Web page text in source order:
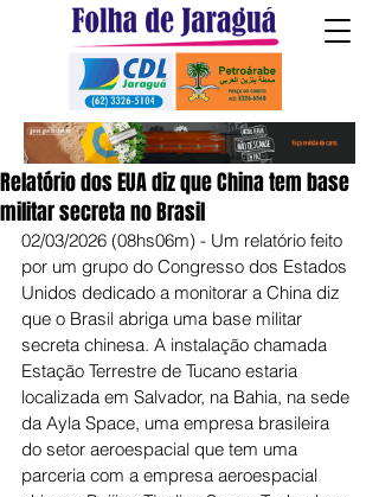
Relatório dos EUA diz que China tem base
militar secreta no Brasil
02/03/2026 (08hs06m) - Um relatório feito
por um grupo do Congresso dos Estados
Unidos dedicado a monitorar a China diz
que o Brasil abriga uma base militar
secreta chinesa. A instalação chamada
Estação Terrestre de Tucano estaria
localizada em Salvador, na Bahia, na sede
da Ayla Space, uma empresa brasileira
do setor aeroespacial que tem uma
parceria com a empresa aeroespacial